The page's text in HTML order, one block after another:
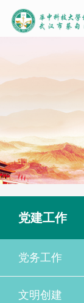
党建工作
党务工作
文明创建